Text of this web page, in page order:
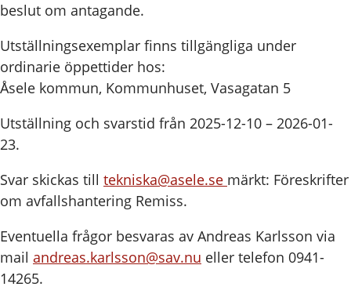
beslut om antagande.
Utställningsexemplar finns tillgängliga under
ordinarie öppettider hos:
Åsele kommun, Kommunhuset, Vasagatan 5
Utställning och svarstid från 2025-12-10 – 2026-01-
23.
Svar skickas till tekniska@asele.se märkt: Föreskrifter
om avfallshantering Remiss.
Eventuella frågor besvaras av Andreas Karlsson via
mail andreas.karlsson@sav.nu eller telefon 0941-
14265.